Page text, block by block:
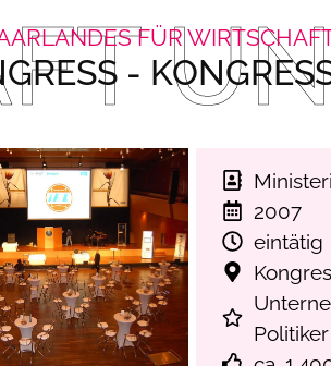
FÜR
-
2007
eintätig
Politiker